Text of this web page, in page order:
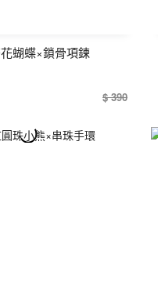
蝴蝶×鎖骨項鍊
$ 390